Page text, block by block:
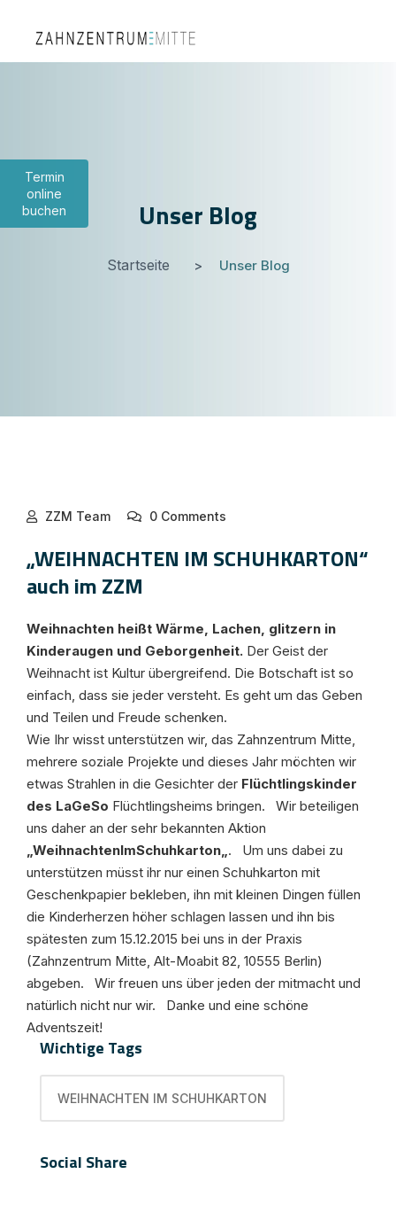
Unser Blog
Startseite Unser Blog
ZZM Team 0 Comments
„WEIHNACHTEN IM SCHUHKARTON“
auch im ZZM
Weihnachten heißt Wärme, Lachen, glitzern in
Kinderaugen und Geborgenheit. Der Geist der
Weihnacht ist Kultur übergreifend. Die Botschaft ist so
einfach, dass sie jeder versteht. Es geht um das Geben
und Teilen und Freude schenken.
Wie Ihr wisst unterstützen wir, das Zahnzentrum Mitte,
mehrere soziale Projekte und dieses Jahr möchten wir
etwas Strahlen in die Gesichter der Flüchtlingskinder
des LaGeSo Flüchtlingsheims bringen. Wir beteiligen
uns daher an der sehr bekannten Aktion
„WeihnachtenImSchuhkarton„. Um uns dabei zu
unterstützen müsst ihr nur einen Schuhkarton mit
Geschenkpapier bekleben, ihn mit kleinen Dingen füllen
die Kinderherzen höher schlagen lassen und ihn bis
spätesten zum 15.12.2015 bei uns in der Praxis
(Zahnzentrum Mitte, Alt-Moabit 82, 10555 Berlin)
abgeben. Wir freuen uns über jeden der mitmacht und
natürlich nicht nur wir. Danke und eine schöne
Adventszeit!
Wichtige Tags
WEIHNACHTEN IM SCHUHKARTON
Social Share
Termin
online
buchen